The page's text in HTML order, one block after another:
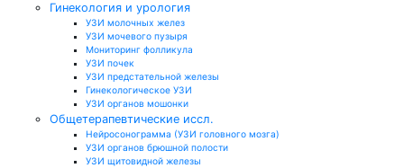
Гинекология и урология
УЗИ молочных желез
УЗИ мочевого пузыря
Мониторинг фолликула
УЗИ почек
УЗИ предстательной железы
Гинекологическое УЗИ
УЗИ органов мошонки
Общетерапевтические иссл.
Нейросонограмма (УЗИ головного мозга)
УЗИ органов брюшной полости
УЗИ щитовидной железы